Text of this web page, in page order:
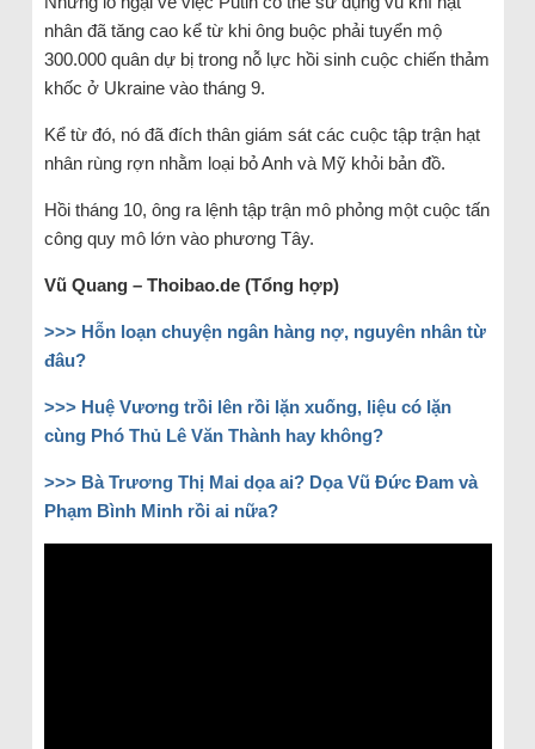
nhân đã tăng cao kể từ khi ông buộc phải tuyển mộ
300.000 quân dự bị trong nỗ lực hồi sinh cuộc chiến thảm
khốc ở Ukraine vào tháng 9.
Kể từ đó, nó đã đích thân giám sát các cuộc tập trận hạt
nhân rùng rợn nhằm loại bỏ Anh và Mỹ khỏi bản đồ.
Hồi tháng 10, ông ra lệnh tập trận mô phỏng một cuộc tấn
công quy mô lớn vào phương Tây.
Vũ Quang – Thoibao.de (Tổng hợp)
>>> Hỗn loạn chuyện ngân hàng nợ, nguyên nhân từ
đâu?
>>> Huệ Vương trồi lên rồi lặn xuống, liệu có lặn
cùng Phó Thủ Lê Văn Thành hay không?
>>> Bà Trương Thị Mai dọa ai? Dọa Vũ Đức Đam và
Phạm Bình Minh rồi ai nữa?